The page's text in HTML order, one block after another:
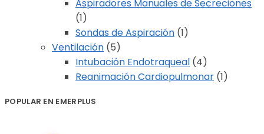
Aspiradores Manuales de Secreciones
(1)
Sondas de Aspiración (1)
Ventilación (5)
Intubación Endotraqueal (4)
Reanimación Cardiopulmonar (1)
POPULAR EN EMERPLUS